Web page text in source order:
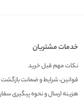
خدمات مشتریان
نکات مهم قبل خرید
قوانین، شرایط و ضمانت بازگشت
هزينه ارسال و نحوه پیگیری